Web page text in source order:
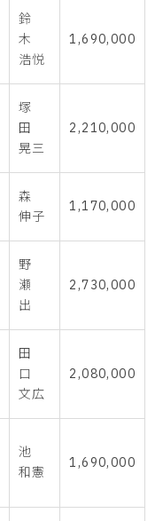
鈴
木
浩悦
1,690,000
塚
田
晃三
2,210,000
森
伸子
1,170,000
野
瀬
出
2,730,000
田
口
文広
2,080,000
池
和憲
1,690,000